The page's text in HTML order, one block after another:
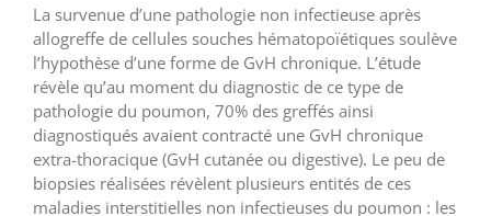
La survenue d’une pathologie non infectieuse après
allogreffe de cellules souches hématopoïétiques soulève
l’hypothèse d’une forme de GvH chronique. L’étude
révèle qu’au moment du diagnostic de ce type de
pathologie du poumon, 70% des greffés ainsi
diagnostiqués avaient contracté une GvH chronique
extra-thoracique (GvH cutanée ou digestive). Le peu de
biopsies réalisées révèlent plusieurs entités de ces
maladies interstitielles non infectieuses du poumon : les